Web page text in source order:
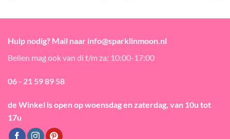
Hulp nodig? Mail naar info@sparklinmoon.nl
Bellen mag ook van di t/m za: 10:00-17:00
06 - 21 59 89 58
de Winkel is openop woensdag en zaterdag, van 10u tot
17u